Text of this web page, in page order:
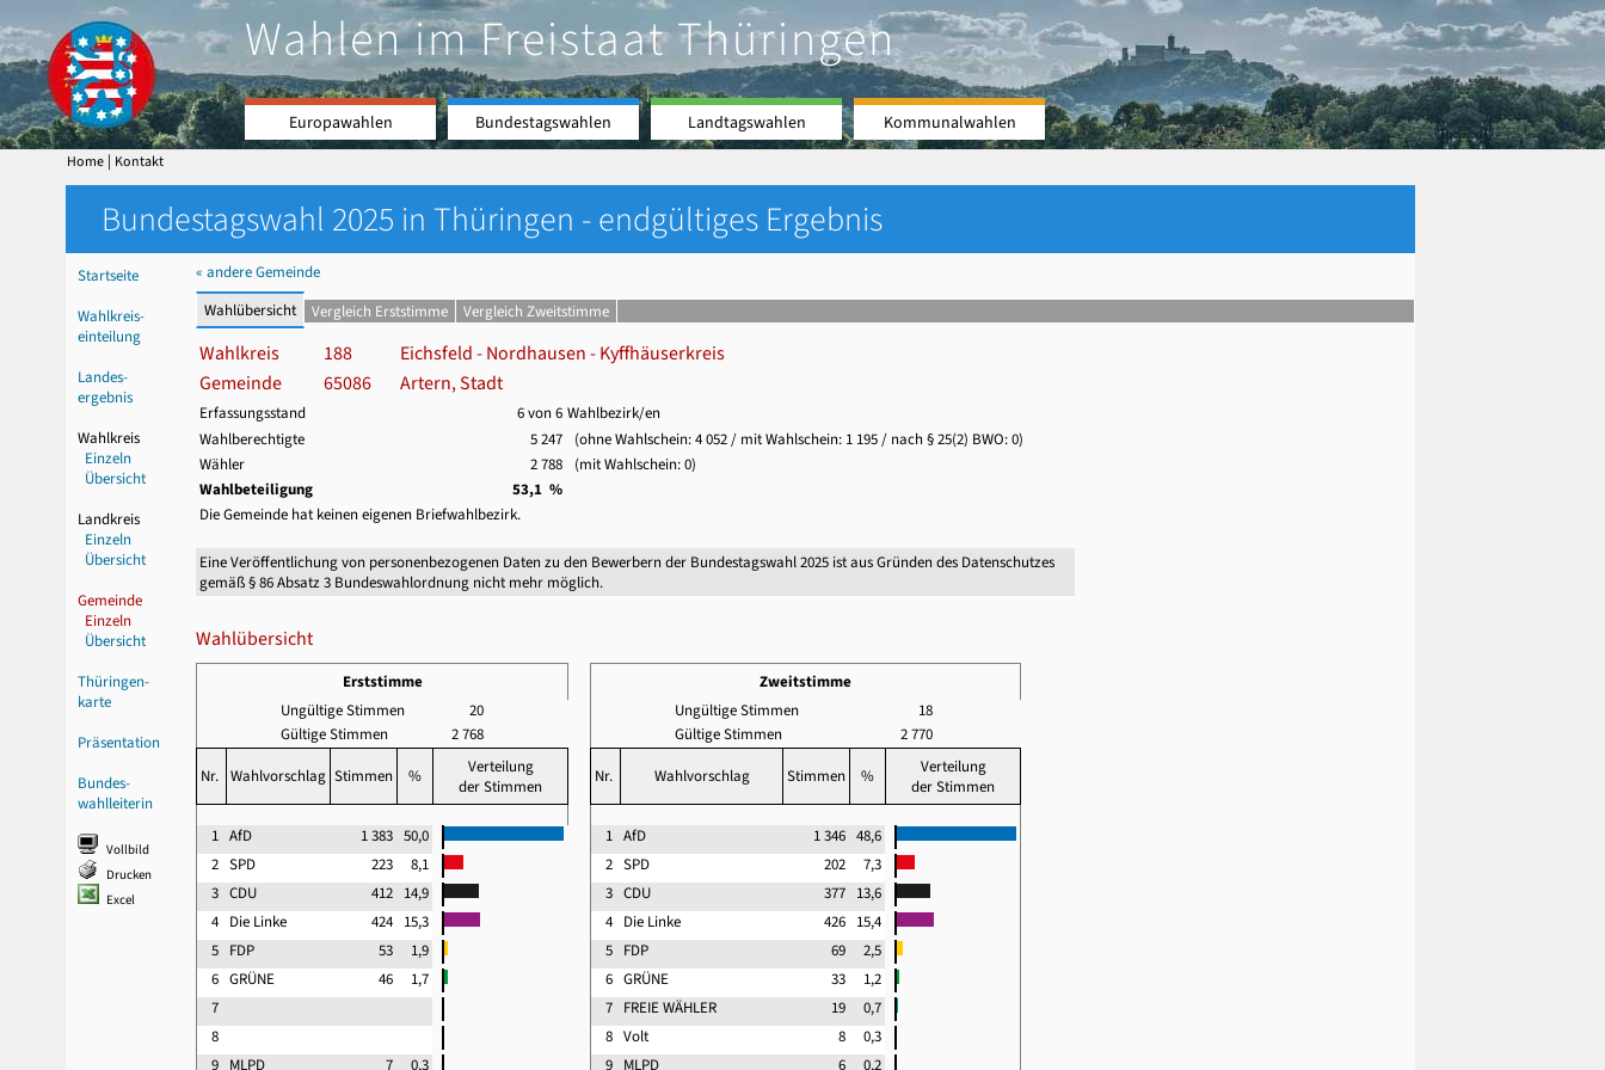
Wahlen im Freistaat Thüringen
Europawahlen Bundestagswahlen Landtagswahlen Kommunalwahlen
Home | Kontakt
Bundestagswahl 2025 in Thüringen - endgültiges Ergebnis
Startseite
Wahlkreis-
einteilung
Landes-
ergebnis
Wahlkreis
Einzeln
Übersicht
Landkreis
Einzeln
Übersicht
Gemeinde
Einzeln
Übersicht
Thüringen-
karte
Präsentation
Bundes-
wahlleiterin
Vollbild
Drucken
Excel
« andere Gemeinde
Wahlübersicht
Vergleich Erststimme Vergleich Zweitstimme
Wahlkreis 188
Eichsfeld - Nordhausen - Kyffhäuserkreis
Gemeinde
65086 Artern, Stadt
Erfassungsstand 6 von 6 Wahlbezirk/en
Wahlberechtigte
5 247 (ohne Wahlschein:4 052 / mit Wahlschein: 1 195 / nach § 25(2) BWO: 0)
Wähler
2 788
(mit Wahlschein: 0)
Wahlbeteiligung
53,1 %
Die Gemeinde hat keinen eigenen Briefwahlbezirk.
Eine Veröffentlichung von personenbezogenen Daten zu den Bewerbern der Bundestagswahl 2025 ist aus Gründen des Datenschutzes
gemäß § 86 Absatz 3 Bundeswahlordnung nicht mehr möglich.
Wahlübersicht
Erststimme
Ungültige Stimmen
20
Gültige Stimmen
2 768
Nr. Wahlvorschlag Stimmen %
Verteilung
der Stimmen
1 AfD 1 383 50,0
2 SPD 223
8,1
3 CDU 412 14,9
4 Die Linke 424 15,3
5 FDP 53
1,9
6 GRÜNE 46
1,7
7
8
9 MLPD 7 0,3
Zweitstimme
Ungültige Stimmen
18
Gültige Stimmen
2 770
Nr. Wahlvorschlag Stimmen %
Verteilung
der Stimmen
1 AfD 1 346 48,6
2 SPD 202
7,3
3 CDU 377 13,6
4 Die Linke 426 15,4
5 FDP 69
2,5
6 GRÜNE 33
1,2
7 FREIE WÄHLER 19
0,7
8 Volt 8
0,3
9 MLPD 6 0,2